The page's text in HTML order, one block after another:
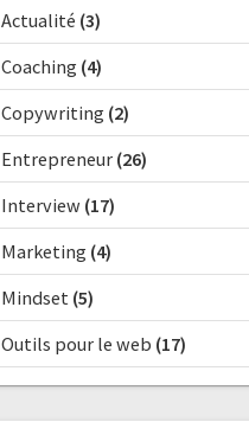
Actualité (3)
Coaching (4)
Copywriting (2)
Entrepreneur(26)
Interview (17)
Marketing (4)
Mindset(5)
Outils pour le web (17)